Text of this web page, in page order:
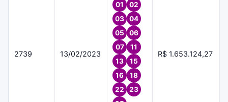
2739 13/02/2023
01
02
03
04
05
06
07
11
13
15
16
18
22
23
R$ 1.653.124,27